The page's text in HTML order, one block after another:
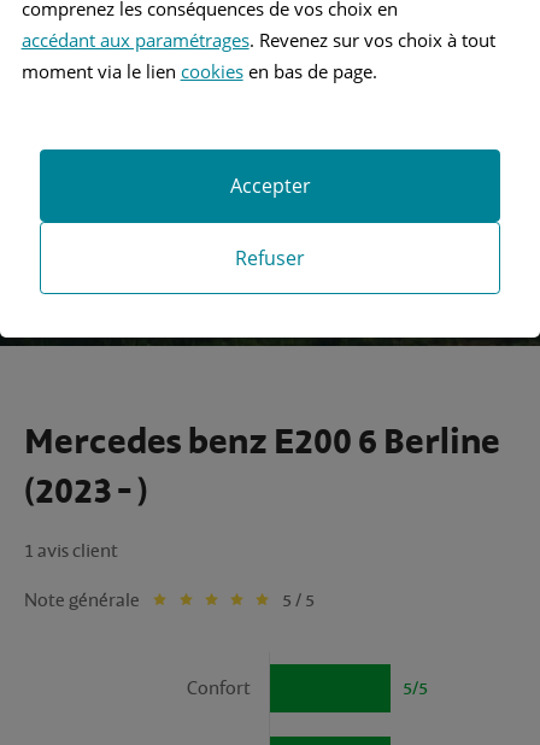
Recherche
Recherche avancée
Mercedes benz E200 6 Berline
(2023 - )
1 avis client
Note générale 5 / 5
5/5
Confort
comprenez les conséquences de vos choix en
accédant aux paramétrages. Revenez sur vos choix à tout
moment via le lien cookiesen bas de page.
Refuser
Accepter